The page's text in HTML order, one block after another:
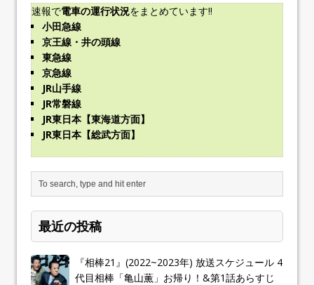
速報で電車の運行状況をまとめています!!
小田急線
京王線・井の頭線
東急線
京急線
JR山手線
JR常磐線
JR東日本【東海道方面】
JR東日本【総武方面】
最近の投稿
『相棒21』(2022~2023年) 放送スケジュール 4
代目相棒「亀山薫」お帰り！&第1話あらすじ